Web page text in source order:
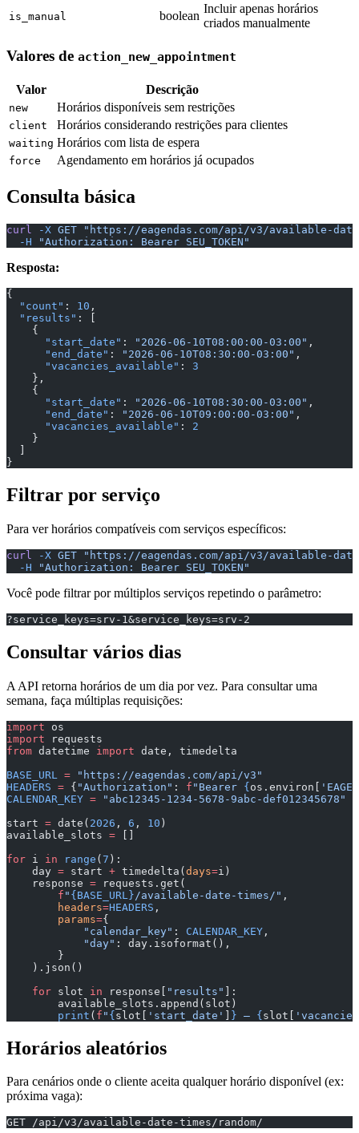
is_manual boolean
Incluir apenas horários
criados manualmente
Valores de action_new_appointment
Valor Descrição
new Horários disponíveis sem restrições
client Horários considerando restrições para clientes
waiting Horários com lista de espera
force Agendamento em horários já ocupados
Consulta básica
curl -X GET "https://eagendas.com/api/v3/available-
  -H
"Authorization: Bearer SEU_TOKEN"
Resposta:
{
  "count"
: 10 ,
  "results"
: [
    {
      "start_date"
: "2026-06-10T08:00:00-03:00" ,
      "end_date"
: "2026-06-10T08:30:00-03:00" ,
      "vacancies_available"
: 3
    },
    {
      "start_date"
: "2026-06-10T08:30:00-03:00" ,
      "end_date"
: "2026-06-10T09:00:00-03:00" ,
      "vacancies_available"
: 2
    }
}
Filtrar por serviço
Para ver horários compatíveis com serviços específicos:
curl -X GET "https://eagendas.com/api/v3/available-
  -H
"Authorization: Bearer SEU_TOKEN"
Você pode filtrar por múltiplos serviços repetindo o parâmetro:
?service_keys=srv-1&service_keys=srv-2
Consultar vários dias
A API retorna horários de um dia por vez. Para consultar uma
semana, faça múltiplas requisições:
import os
import requests
from datetime import date, timedelta
BASE_URL
= "https://eagendas.com/api/v3"
HEADERS = { "Authorization" : f "Bearer {os.environ[
CALENDAR_KEY = "abc12345-1234-5678-9abc-def012345678"
start = date( 2026 , 6 , 10 )
available_slots = []
for i in range (7 ):
    day
= start + timedelta(days=i)
    response
= requests.get(
        f
" {BASE_URL} /available-date-times/" ,
        headers
=HEADERS ,
        params
={
            "calendar_key"
: CALENDAR_KEY ,
            "day"
: day.isoformat(),
        }
    ).json()
    for
slot in response[ "results" ]:
        available_slots.append(slot)
        print
( f " {slot[ 'start_date' ] } — {slot[
Horários aleatórios
Para cenários onde o cliente aceita qualquer horário disponível (ex:
próxima vaga):
GET /api/v3/available-date-times/random/